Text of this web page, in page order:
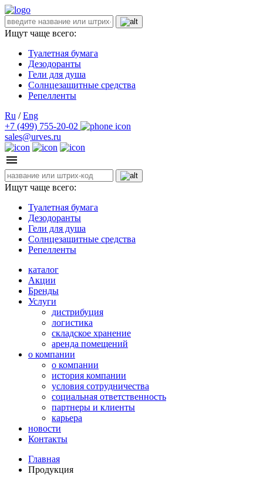
Ищут чаще всего:
Туалетная бумага
Дезодоранты
Гели для душа
Солнцезащитные средства
Репелленты
Ru / Eng
+7 (499) 755-20-02
sales@urves.ru
Ищут чаще всего:
Туалетная бумага
Дезодоранты
Гели для душа
Солнцезащитные средства
Репелленты
каталог
Акции
Бренды
Услуги
дистрибуция
логистика
складское хранение
аренда помещений
о компании
о компании
история компании
условия сотрудничества
социальная ответственность
партнеры и клиенты
карьера
новости
Контакты
Главная
Продукция